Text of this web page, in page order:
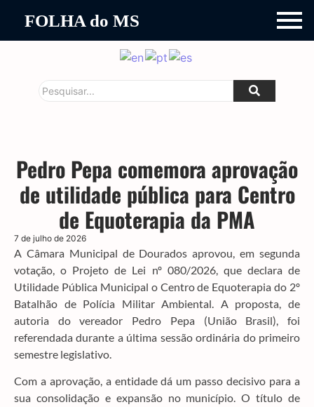
FOLHA do MS
Pedro Pepa comemora aprovação
de utilidade pública para Centro
de Equoterapia da PMA
7 de julho de 2026
A Câmara Municipal de Dourados aprovou, em segunda
votação, o Projeto de Lei nº 080/2026, que declara de
Utilidade Pública Municipal o Centro de Equoterapia do 2º
Batalhão de Polícia Militar Ambiental. A proposta, de
autoria do vereador Pedro Pepa (União Brasil), foi
referendada durante a última sessão ordinária do primeiro
semestre legislativo.
Com a aprovação, a entidade dá um passo decisivo para a
sua consolidação e expansão no município. O título de